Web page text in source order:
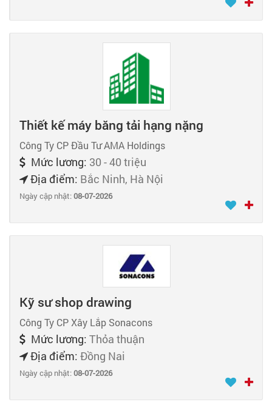
Thiết kế máy băng tải hạng nặng
Công Ty CP Đầu Tư AMA Holdings
Mức lương: 30 - 40 triệu
Địa điểm: Bắc Ninh, Hà Nội
Ngày cập nhật:08-07-2026
Kỹ sư shop drawing
Công Ty CP Xây Lắp Sonacons
Mức lương: Thỏa thuận
Địa điểm: Đồng Nai
Ngày cập nhật:08-07-2026